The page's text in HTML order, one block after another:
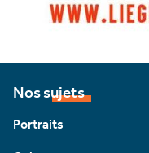
Nos sujets
Portraits